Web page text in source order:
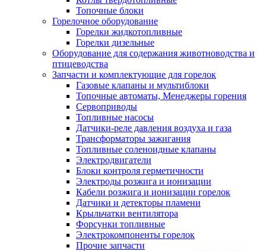
Топочные блоки
Горелочное оборудование
Горелки жидкотопливные
Горелки дизельные
Оборудование для содержания животноводства и
птицеводства
Запчасти и комплектующие для горелок
Газовые клапаны и мультиблоки
Топочные автоматы, Менеджеры горения
Сервоприводы
Топливные насосы
Датчики-реле давления воздуха и газа
Трансформаторы зажигания
Топливные соленоидные клапаны
Электродвигатели
Блоки контроля герметичности
Электроды розжига и ионизации
Кабели розжига и ионизации горелок
Датчики и детекторы пламени
Крыльчатки вентилятора
Форсунки топливные
Электрокомпоненты горелок
Прочие запчасти